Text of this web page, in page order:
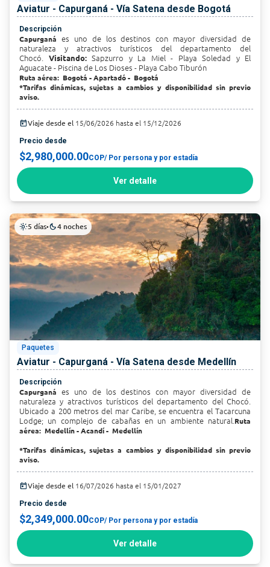
Aviatur - Capurganá - Vía Satena desde Bogotá
Descripción
Capurganá es uno de los destinos con mayor diversidad de
naturaleza y atractivos turísticos del departamento del
Chocó. Visitando: Sapzurro y La Miel - Playa Soledad y El
Aguacate - Piscina de Los Dioses - Playa Cabo Tiburón
Ruta aérea: Bogotá - Apartadó - Bogotá
*Tarifas dinámicas, sujetas a cambios y disponibilidad sin previo
aviso.
todayViaje desde el 15/06/2026 hasta el 15/12/2026
Precio desde
$2,980,000.00COP/ Por persona y por estadía
Ver detalle
light_mode5 días•dark_mode4 noches
Paquetes
Aviatur - Capurganá - Vía Satena desde Medellín
Descripción
Capurganá es uno de los destinos con mayor diversidad de
naturaleza y atractivos turísticos del departamento del Chocó.
Ubicado a 200 metros del mar Caribe, se encuentra el Tacarcuna
Lodge; un complejo de cabañas en un ambiente natural.Ruta
aérea: Medellín - Acandí - Medellín
*Tarifas dinámicas, sujetas a cambios y disponibilidad sin previo
aviso.
todayViaje desde el 16/07/2026 hasta el 15/01/2027
Precio desde
$2,349,000.00COP/ Por persona y por estadía
Ver detalle